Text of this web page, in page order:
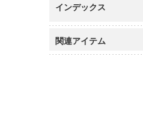
インデックス
関連アイテム